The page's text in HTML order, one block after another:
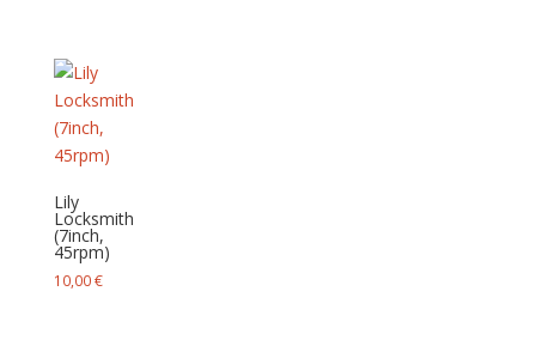
Lily
Locksmith
(7inch,
45rpm)
10,00€